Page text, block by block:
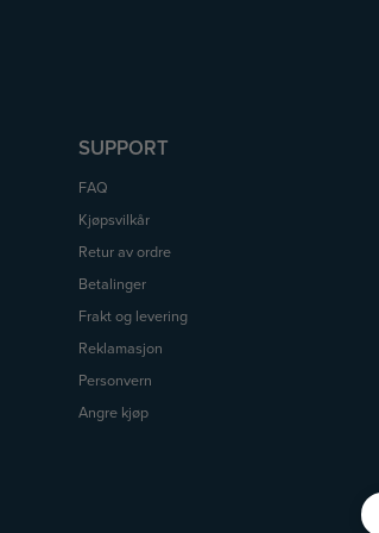
SUPPORT
FAQ
Kjøpsvilkår
Retur av ordre
Betalinger
Frakt og levering
Reklamasjon
Personvern
Angre kjøp